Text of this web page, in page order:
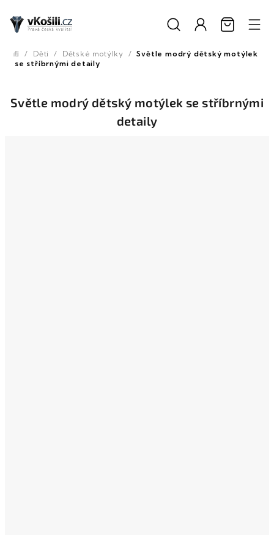
obsah
Domů
/ Děti / Dětské motýlky / Světle modrý dětský motýlek
se stříbrnými detaily
Světle modrý dětský motýlek se stříbrnými
detaily